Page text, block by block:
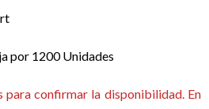
por 1200 Unidades
para confirmar la disponibilidad. En